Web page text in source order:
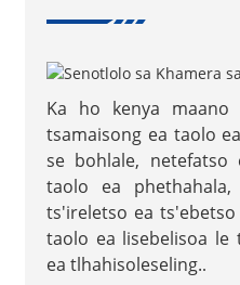
Ka ho kenya
tsamaisong ea taolo
se bohlale,
taolo ea
ts'ireletso ea
taolo ea lisebelisoa le
ea tlhahisoleseling..